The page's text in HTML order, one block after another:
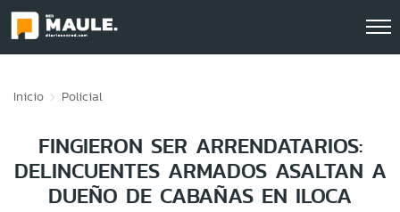
Inicio Policial
FINGIERON SER ARRENDATARIOS:
DELINCUENTES ARMADOS ASALTAN A
DUEÑO DE CABAÑAS EN ILOCA